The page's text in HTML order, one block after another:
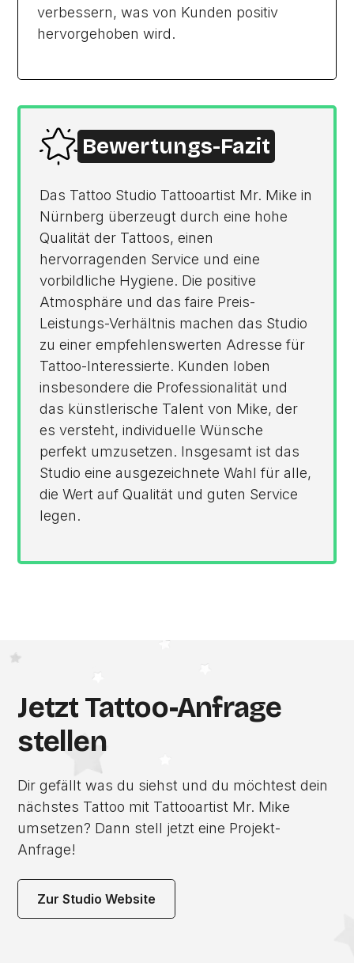
verbessern, was von Kunden positiv
hervorgehoben wird.
Bewertungs-Fazit
Das Tattoo Studio Tattooartist Mr. Mike in
Nürnberg überzeugt durch eine hohe
Qualität der Tattoos, einen
hervorragenden Service und eine
vorbildliche Hygiene. Die positive
Atmosphäre und das faire Preis-
Leistungs-Verhältnis machen das Studio
zu einer empfehlenswerten Adresse für
Tattoo-Interessierte. Kunden loben
insbesondere die Professionalität und
das künstlerische Talent von Mike, der
es versteht, individuelle Wünsche
perfekt umzusetzen. Insgesamt ist das
Studio eine ausgezeichnete Wahl für alle,
die Wert auf Qualität und guten Service
legen.
Jetzt Tattoo-Anfrage
stellen
Dir gefällt was du siehst und du möchtest dein
nächstes Tattoo mit Tattooartist Mr. Mike
umsetzen? Dann stell jetzt eine Projekt-
Anfrage!
Zur Studio Website